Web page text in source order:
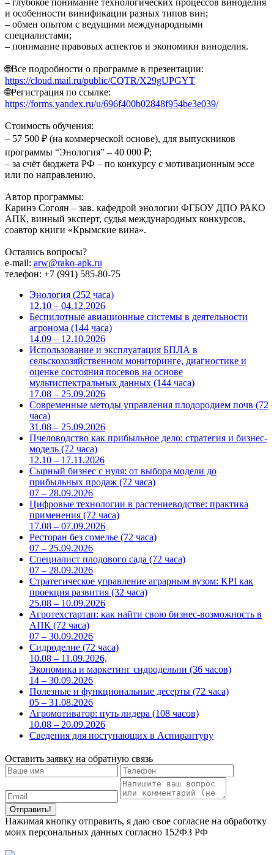
и особенности винификации разных типов вин;
– обмен опытом с ведущими международными
специалистами;
– понимание правовых аспектов и экономики виноделия.
🌐Все подробности о программе в презентации:
https://cloud.mail.ru/public/CQTR/X29gUPGYT
🌐Регистрация по ссылке:
https://forms.yandex.ru/u/696f400b02848f954be3e039/
Стоимость обучения:
– 57 500 ₽ (на коммерческой основе), для выпускников
программы “Энология” – 40 000 ₽;
– за счёт бюджета РФ – по конкурсу с мотивационным эссе
или по направлению.
Автор программы:
Каринэ Согоян – зав. кафедрой энологии ФГБОУ ДПО РАКО
АПК, винный эксперт, судья международных конкурсов,
соавтор книги «Крымские вина».
Остались вопросы?
e-mail: arw@rako-apk.ru
телефон: +7 (991) 585-80-75
Энология (252 часа)
12.10 – 04.12.2026
Беспилотные авиационные системы в деятельности
агронома (144 часа)
14.09 – 12.10.2026
Использование и эксплуатация БПЛА в
сельскохозяйственном мониторинге, диагностике и
оценке состояния посевов на основе
мультиспектральных данных (144 часа)
17.08 – 25.09.2026
Современные методы управления плодородием почв (72
часа)
31.08 – 25.09.2026
Пчеловодство как прибыльное дело: стратегия и бизнес-
модель (72 часа)
12.10 – 17.11.2026
Сырный бизнес с нуля: от выбора модели до
прибыльных продаж (72 часа)
07 – 28.09.2026
Цифровые технологии в растениеводстве: практика
применения (72 часа)
17.08 – 07.09.2026
Ресторан без сомелье (72 часа)
07 – 25.09.2026
Специалист плодового сада (72 часа)
07 – 28.09.2026
Стратегическое управление аграрным вузом: KPI как
проекция развития (32 часа)
25.08 – 10.09.2026
Агротехстартап: как найти свою бизнес-возможность в
АПК (72 часа)
07 – 30.09.2026
Сидроделие (72 часа)
10.08 – 11.09.2026,
Экономика и маркетинг сидродельни (36 часов)
14 – 30.09.2026
Полезные и функциональные десерты (72 часа)
05 – 31.08.2026
Агромотиватор: путь лидера (108 часов)
10.08 – 20.09.2026
Сведения для поступающих в Аспирантуру
Оставить заявку на обратную связь
Нажимая кнопку отправить, я даю свое согласие на обработку
моих персональных данных согласно 152ФЗ РФ